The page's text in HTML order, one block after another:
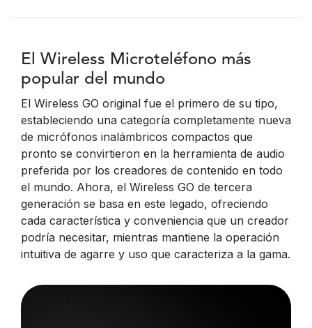
El Wireless Microteléfono más
popular del mundo
El Wireless GO original fue el primero de su tipo,
estableciendo una categoría completamente nueva
de micrófonos inalámbricos compactos que
pronto se convirtieron en la herramienta de audio
preferida por los creadores de contenido en todo
el mundo. Ahora, el Wireless GO de tercera
generación se basa en este legado, ofreciendo
cada característica y conveniencia que un creador
podría necesitar, mientras mantiene la operación
intuitiva de agarre y uso que caracteriza a la gama.